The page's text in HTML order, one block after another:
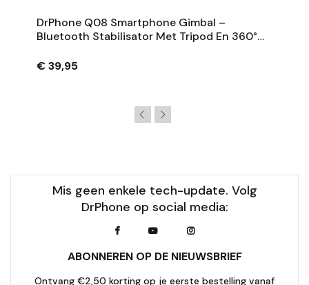
DrPhone Q08 Smartphone Gimbal –
Bluetooth Stabilisator Met Tripod En 360°
€ 39,95
Mis geen enkele tech-update. Volg
DrPhone op social media:
ABONNEREN OP DE NIEUWSBRIEF
Ontvang €2,50 korting op je eerste bestelling vanaf